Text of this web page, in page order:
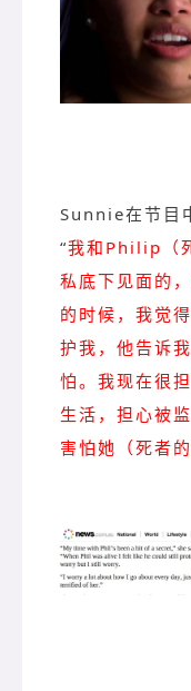
Sunnie在节目
“我和Philip（
私底下见面的
的时候，我觉
护我，他告诉
怕。我现在很
生活，担心被
害怕她（死者的